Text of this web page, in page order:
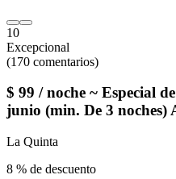
10
Excepcional
(170 comentarios)
$ 99 / noche ~ Especial
junio (min. De 3 noches)
La Quinta
8 % de descuento